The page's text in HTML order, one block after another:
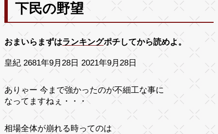
下民の野望
おまいらまずはランキングポチしてから読めよ。
皇紀 2681年9月28日 2021年9月28日
ありゃー 今まで強かったのが不細工な事に
なってますねぇ・・・
相場全体が崩れる時ってのは